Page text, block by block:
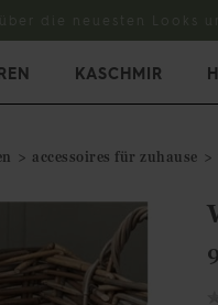
die neuesten Looks
KASCHMIR
accessoires für zuhause